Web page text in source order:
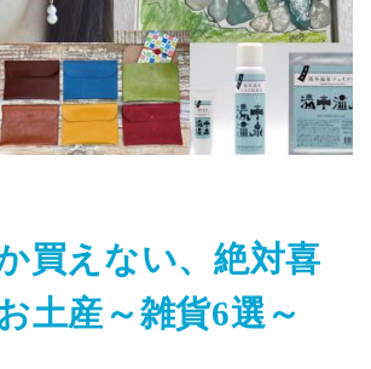
買えない、絶対喜
土産～雑貨6選～